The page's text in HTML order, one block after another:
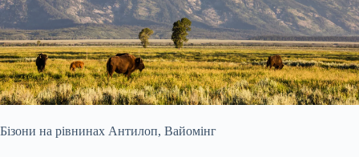
Бізони на рівнинах Антилоп, Вайомінг